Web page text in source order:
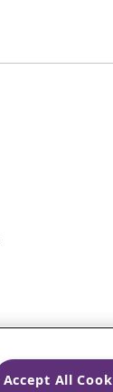
Accept All